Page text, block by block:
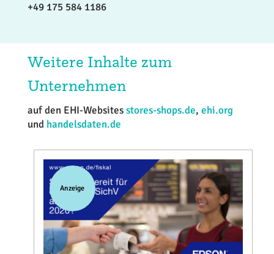
+49 175 584 1186
Weitere Inhalte zum
Unternehmen
auf den EHI-Websitesstores-shops.de, ehi.org
und handelsdaten.de
Anzeige